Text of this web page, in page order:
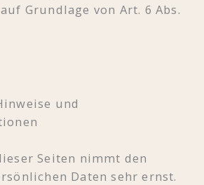
Grundlage von Art. 6 Abs.
und
Seiten nimmt den
Daten sehr ernst.